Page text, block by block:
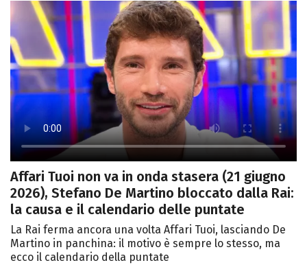
Affari Tuoi non va in onda stasera (21 giugno
2026), Stefano De Martino bloccato dalla Rai:
la causa e il calendario delle puntate
La Rai ferma ancora una volta Affari Tuoi, lasciando De
Martino in panchina: il motivo è sempre lo stesso, ma
ecco il calendario della puntate